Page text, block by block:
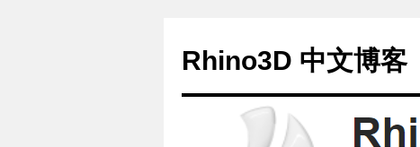
Rhino3D 中文博客